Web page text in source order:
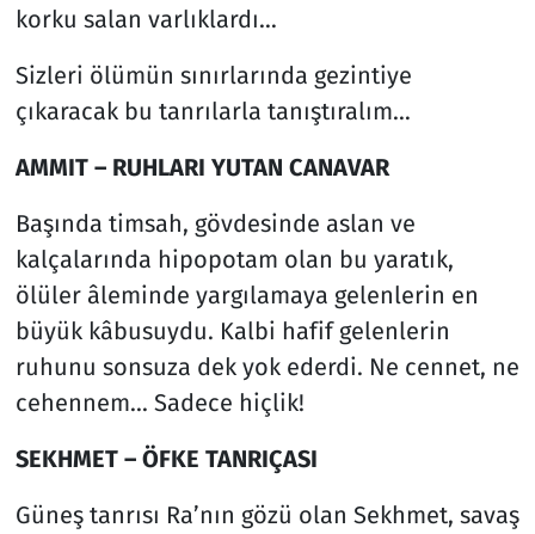
korku salan varlıklardı…
Sizleri ölümün sınırlarında gezintiye
çıkaracak bu tanrılarla tanıştıralım…
AMMIT – RUHLARI YUTAN CANAVAR
Başında timsah, gövdesinde aslan ve
kalçalarında hipopotam olan bu yaratık,
ölüler âleminde yargılamaya gelenlerin en
büyük kâbusuydu. Kalbi hafif gelenlerin
ruhunu sonsuza dek yok ederdi. Ne cennet, ne
cehennem... Sadece hiçlik!
SEKHMET – ÖFKE TANRIÇASI
Güneş tanrısı Ra’nın gözü olan Sekhmet, savaş